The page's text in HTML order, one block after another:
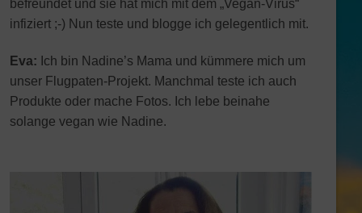
befreundet und sie hat mich mit dem „Vegan-Virus“
infiziert ;-) Nun teste und blogge ich gelegentlich mit.
Eva: Ich bin Nadine’s Mama und kümmere mich um
unser Flugpaten-Projekt. Manchmal teste ich auch
Produkte oder mache Fotos. Ich lebe beinahe
solange vegan wie Nadine.